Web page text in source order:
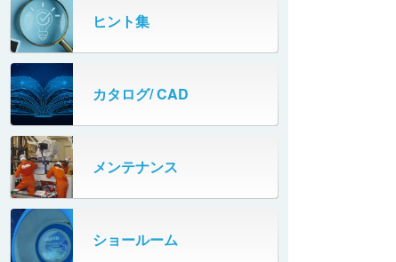
PHC80L
ガントレーパレタイザ
PHC350・PHC330
PZC150・PZC110
DHC350
667
タテコン® / TC
高速転換機
スタッカ&アンスタッカ
米袋自動投入装置
フローラック自動補充装置
牛乳パック自動投入装置
ターンコンベヤ
ヒント集
カタログ/ CAD
メンテナンス
ショールーム